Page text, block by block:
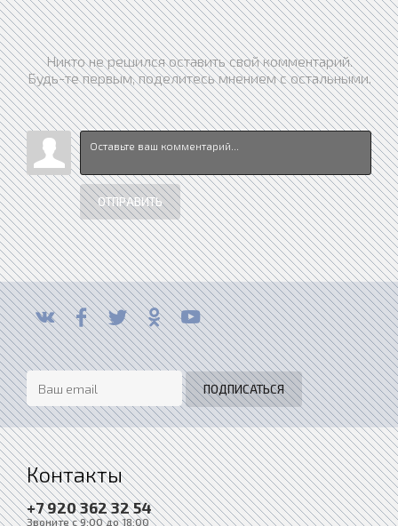
Никто не решился оставить свой комментарий.
Будь-те первым, поделитесь мнением с остальными.
ОТПРАВИТЬ
Контакты
+7 920 362 32 54
Звоните с 9:00 до 18:00